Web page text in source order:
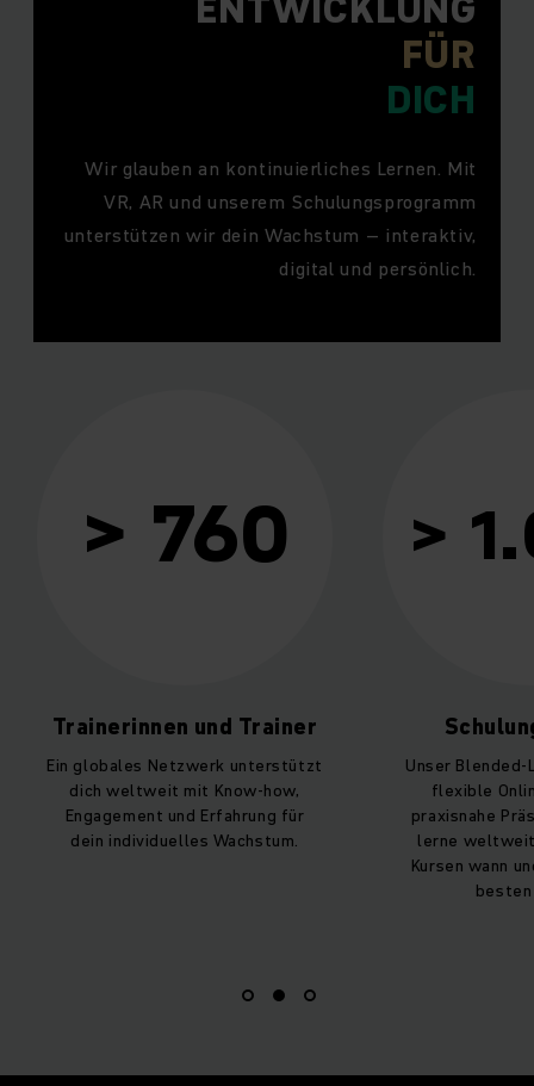
FÜR
DICH
Wir glauben an kontinuierliches Lernen. Mit
VR, AR und unserem Schulungsprogramm
unterstützen wir dein Wachstum – interaktiv,
digital und persönlich.
und Trainer
unterstützt
mit Know-how,
und Erfahrung für
Wachstum.
> 1.000
Schulungskurse
Unser Blended-Learning vereint
flexible Online-Kurse und
praxisnahe Präsenztrainings –
lerne weltweit in über 1.000
Kursen wann und wie es dir am